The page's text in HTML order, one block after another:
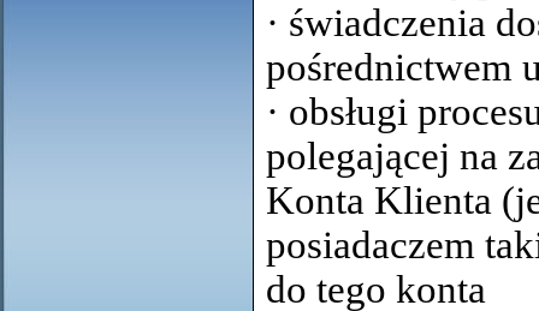
· świadczenia
pośrednictwem
· obsługi
polegającej na
Konta Klienta
posiadaczem
do tego konta